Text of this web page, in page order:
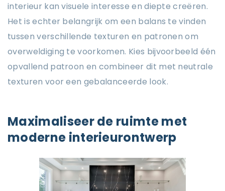
interieur kan visuele interesse en diepte creëren.
Het is echter belangrijk om een ​​balans te vinden
tussen verschillende texturen en patronen om
overweldiging te voorkomen. Kies bijvoorbeeld één
opvallend patroon en combineer dit met neutrale
texturen voor een gebalanceerde look.
Maximaliseer de ruimte met
moderne interieurontwerp